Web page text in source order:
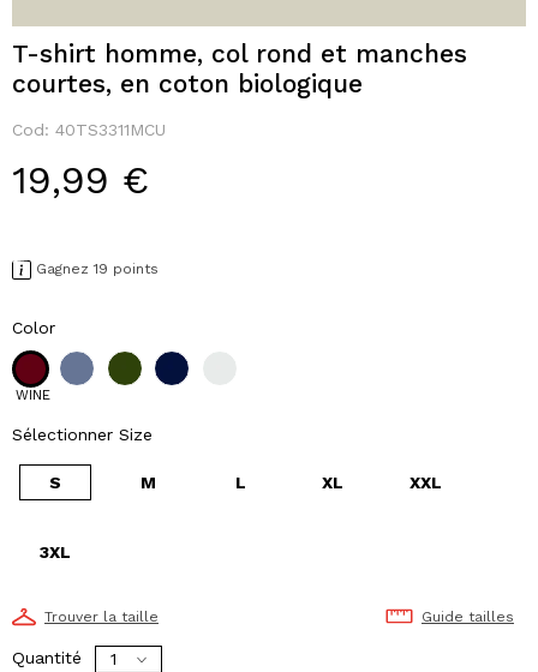
T-shirt homme, col rond et manches
courtes, en coton biologique
Cod: 40TS3311MCU
19,99 €
Gagnez 19 points
Color
WINE
Sélectionner Size
S M L XL XXL
3XL
Trouver la taille Guide tailles
Quantité